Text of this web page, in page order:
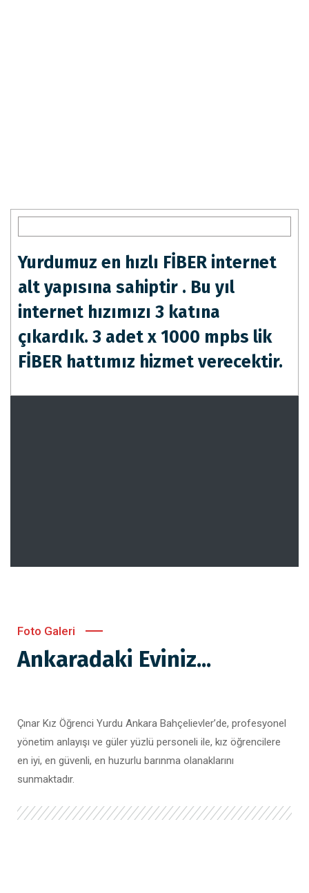
Yurdumuz en hızlı FİBER internet
alt yapısına sahiptir . Bu yıl
internet hızımızı 3 katına
çıkardık. 3 adet x 1000 mpbs lik
FİBER hattımız hizmet verecektir.
Foto Galeri
Ankaradaki Eviniz...
Çınar Kız Öğrenci Yurdu Ankara Bahçelievler’de, profesyonel
yönetim anlayışı ve güler yüzlü personeli ile, kız öğrencilere
en iyi, en güvenli, en huzurlu barınma olanaklarını
sunmaktadır.